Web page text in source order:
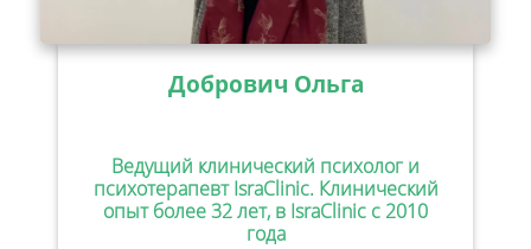
Добрович Ольга
Ведущий клинический психолог и
психотерапевт IsraClinic. Клинический
опыт более 32 лет, в IsraClinic с 2010
года